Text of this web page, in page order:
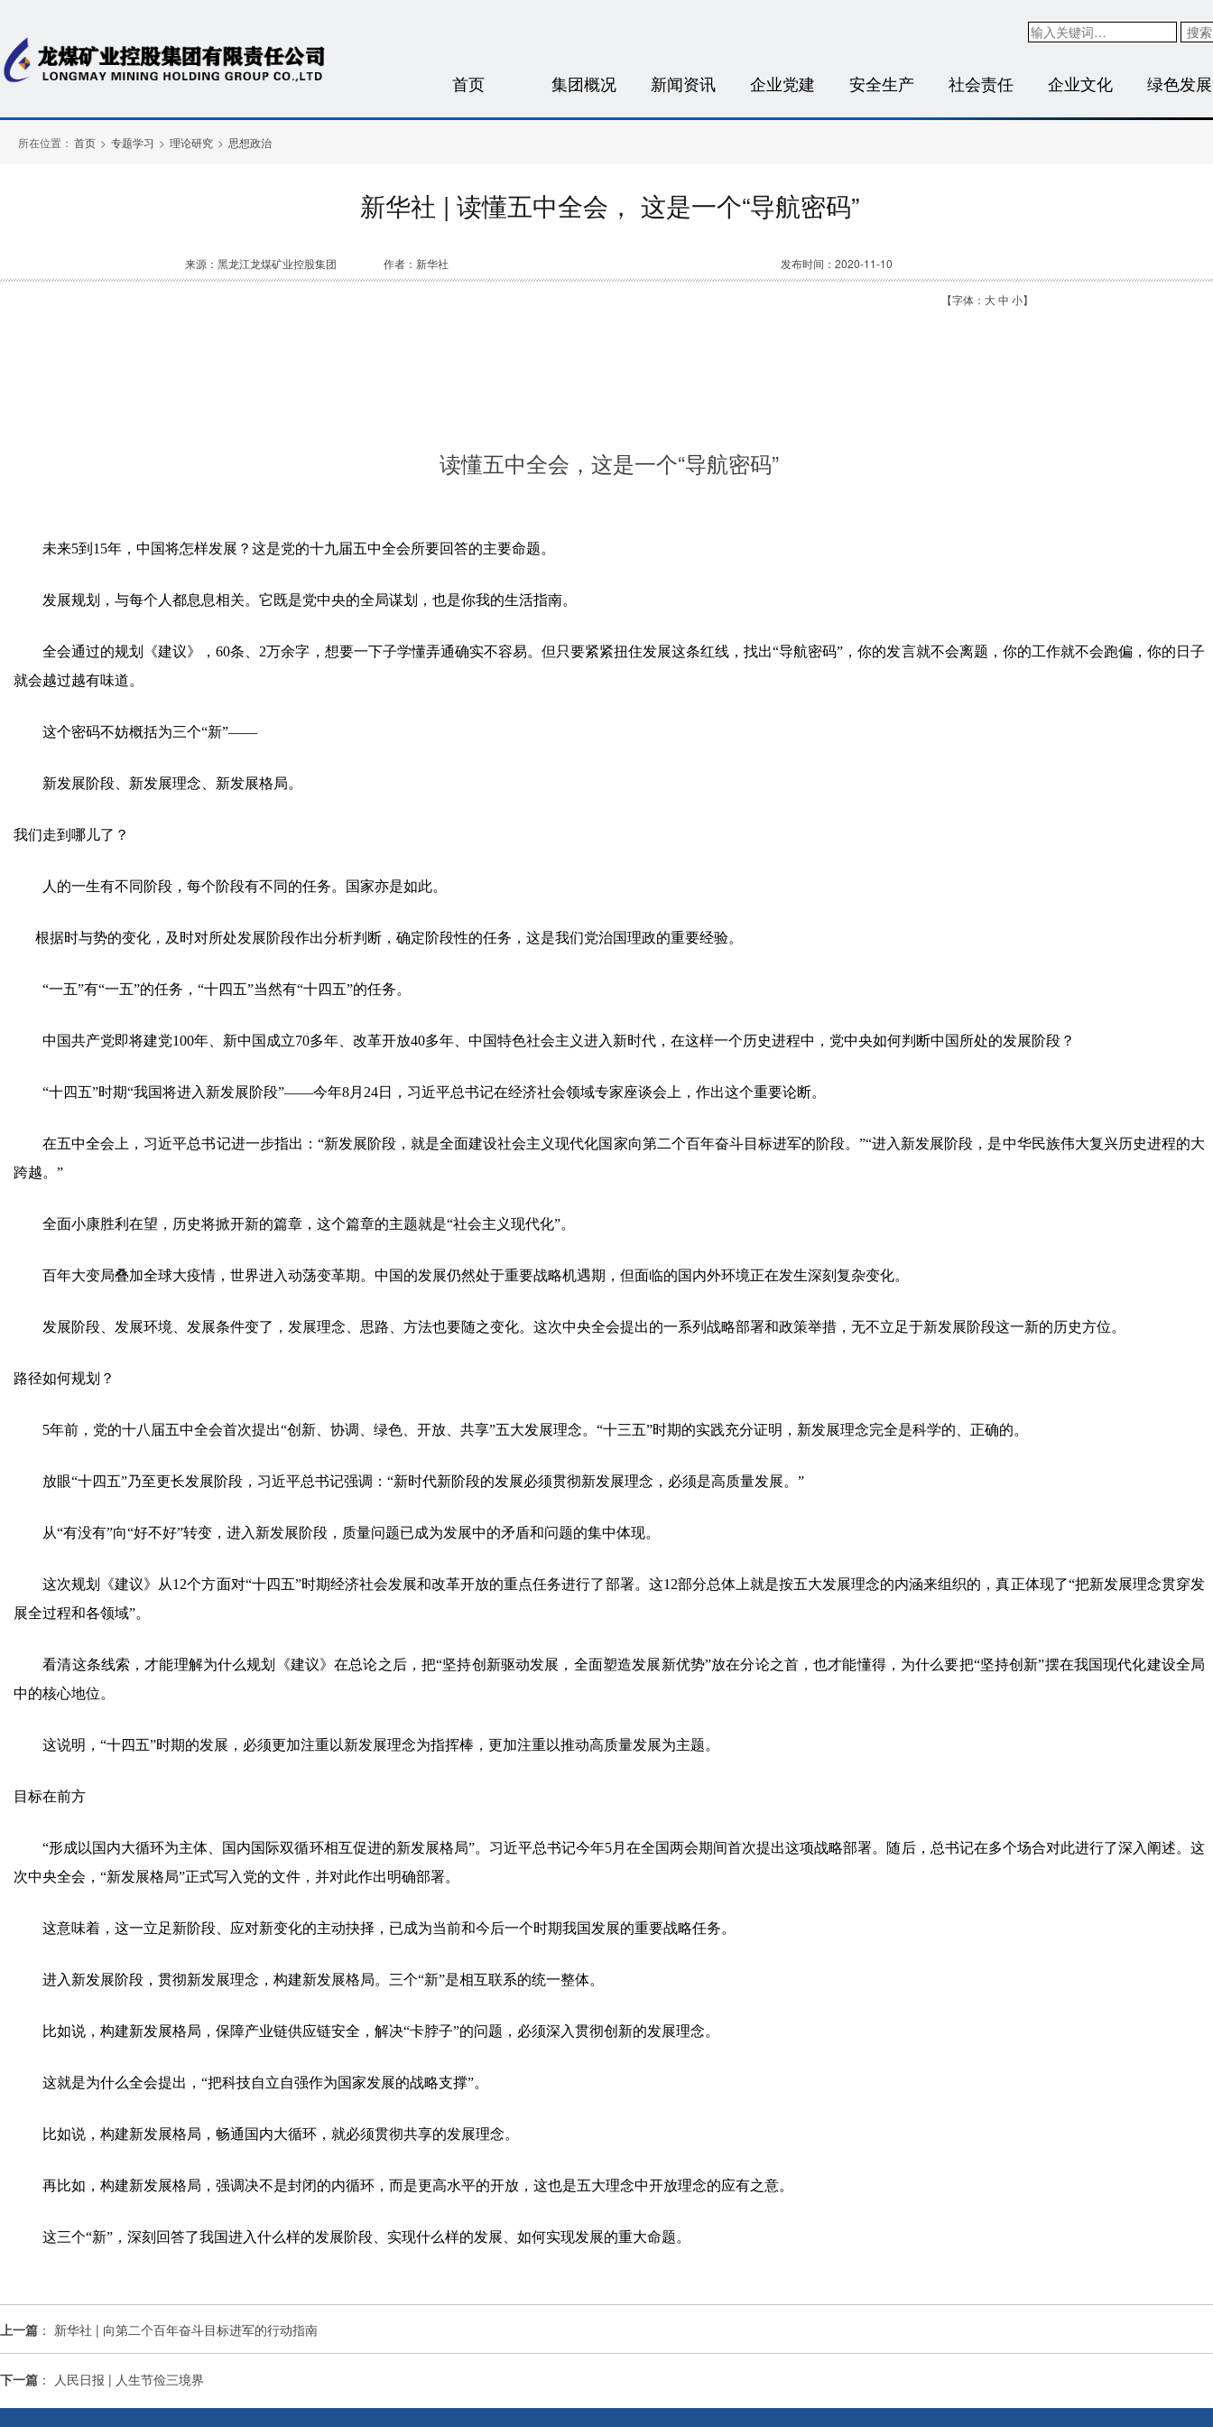
搜索
首页 集团概况 新闻资讯 企业党建 安全生产 社会责任 企业文化 绿色发展
所在位置： 首页 > 专题学习 > 理论研究 > 思想政治
新华社 | 读懂五中全会， 这是一个“导航密码”
来源：黑龙江龙煤矿业控股集团 作者：新华社 发布时间：2020-11-10
【字体： 大中 小】
读懂五中全会， 这是一个“导航密码”
未来5到15年，中国将怎样发展？这是党的十九届五中全会所要回答的主要命题。
发展规划，与每个人都息息相关。它既是党中央的全局谋划，也是你我的生活指南。
全会通过的规划《建议》，60条、2万余字，想要一下子学懂弄通确实不容易。但只要紧紧扭住发展这条红线，找出“导航密码”，你的发言就不会离题，你的工作就不会跑偏，你的日子
就会越过越有味道。
这个密码不妨概括为三个“新”——
新发展阶段、新发展理念、新发展格局。
我们走到哪儿了？
人的一生有不同阶段，每个阶段有不同的任务。国家亦是如此。
根据时与势的变化，及时对所处发展阶段作出分析判断，确定阶段性的任务，这是我们党治国理政的重要经验。
“一五”有“一五”的任务，“十四五”当然有“十四五”的任务。
中国共产党即将建党100年、新中国成立70多年、改革开放40多年、中国特色社会主义进入新时代，在这样一个历史进程中，党中央如何判断中国所处的发展阶段？
“十四五”时期“我国将进入新发展阶段”——今年8月24日，习近平总书记在经济社会领域专家座谈会上，作出这个重要论断。
在五中全会上，习近平总书记进一步指出：“新发展阶段，就是全面建设社会主义现代化国家向第二个百年奋斗目标进军的阶段。”“进入新发展阶段，是中华民族伟大复兴历史进程的大
跨越。”
全面小康胜利在望，历史将掀开新的篇章，这个篇章的主题就是“社会主义现代化”。
百年大变局叠加全球大疫情，世界进入动荡变革期。中国的发展仍然处于重要战略机遇期，但面临的国内外环境正在发生深刻复杂变化。
发展阶段、发展环境、发展条件变了，发展理念、思路、方法也要随之变化。这次中央全会提出的一系列战略部署和政策举措，无不立足于新发展阶段这一新的历史方位。
路径如何规划？
5年前，党的十八届五中全会首次提出“创新、协调、绿色、开放、共享”五大发展理念。“十三五”时期的实践充分证明，新发展理念完全是科学的、正确的。
放眼“十四五”乃至更长发展阶段，习近平总书记强调：“新时代新阶段的发展必须贯彻新发展理念，必须是高质量发展。”
从“有没有”向“好不好”转变，进入新发展阶段，质量问题已成为发展中的矛盾和问题的集中体现。
这次规划《建议》从12个方面对“十四五”时期经济社会发展和改革开放的重点任务进行了部署。这12部分总体上就是按五大发展理念的内涵来组织的，真正体现了“把新发展理念贯穿发
展全过程和各领域”。
看清这条线索，才能理解为什么规划《建议》在总论之后，把“坚持创新驱动发展，全面塑造发展新优势”放在分论之首，也才能懂得，为什么要把“坚持创新”摆在我国现代化建设全局
中的核心地位。
这说明，“十四五”时期的发展，必须更加注重以新发展理念为指挥棒，更加注重以推动高质量发展为主题。
目标在前方
“形成以国内大循环为主体、国内国际双循环相互促进的新发展格局”。习近平总书记今年5月在全国两会期间首次提出这项战略部署。随后，总书记在多个场合对此进行了深入阐述。这
次中央全会，“新发展格局”正式写入党的文件，并对此作出明确部署。
这意味着，这一立足新阶段、应对新变化的主动抉择，已成为当前和今后一个时期我国发展的重要战略任务。
进入新发展阶段，贯彻新发展理念，构建新发展格局。三个“新”是相互联系的统一整体。
比如说，构建新发展格局，保障产业链供应链安全，解决“卡脖子”的问题，必须深入贯彻创新的发展理念。
这就是为什么全会提出，“把科技自立自强作为国家发展的战略支撑”。
比如说，构建新发展格局，畅通国内大循环，就必须贯彻共享的发展理念。
再比如，构建新发展格局，强调决不是封闭的内循环，而是更高水平的开放，这也是五大理念中开放理念的应有之意。
这三个“新”，深刻回答了我国进入什么样的发展阶段、实现什么样的发展、如何实现发展的重大命题。
上一篇 ： 新华社 | 向第二个百年奋斗目标进军的行动指南
下一篇 ： 人民日报 | 人生节俭三境界